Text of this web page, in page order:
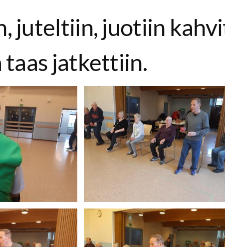
juteltiin, juotiin
taas jatkettiin.